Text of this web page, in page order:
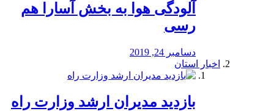
آلودگی هوا به بخش آسارا هم
رسی
دسامبر 24, 2019
اخبار استان
بازدید مدیران ارشد وزارت راه